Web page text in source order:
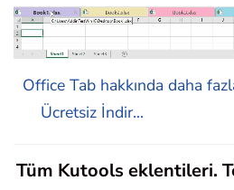
Office Tab hakkında daha
Ücretsiz İndir...
Tüm Kutools eklentileri.